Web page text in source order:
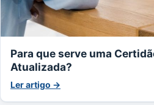
Para que serve uma
Atualizada?
Ler artigo →